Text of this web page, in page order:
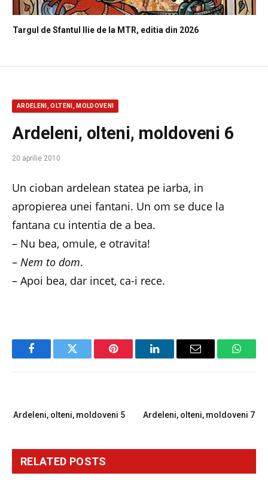
Targul de Sfantul Ilie de la MTR, editia din 2026
ARDELENI, OLTENI, MOLDOVENI
Ardeleni, olteni, moldoveni 6
20 aprilie 2010
Un cioban ardelean statea pe iarba, in
apropierea unei fantani. Un om se duce la
fantana cu intentia de a bea.
– Nu bea, omule, e otravita!
– Nem to dom.
– Apoi bea, dar incet, ca-i rece.
FacebookTwitter Pinterest LinkedInEmail
Ardeleni, olteni, moldoveni 5 Ardeleni, olteni, moldoveni 7
RELATED POSTS